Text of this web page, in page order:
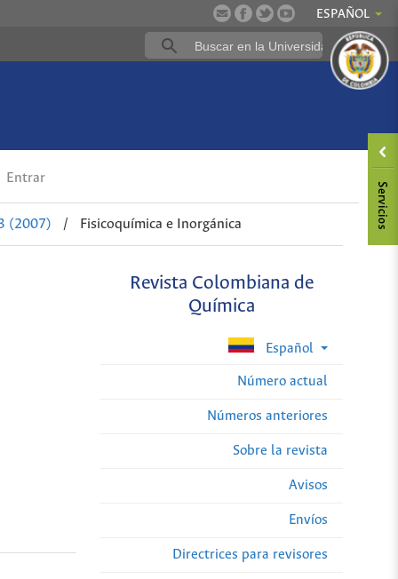
ESPAÑOL
Entrar
(2007) / Fisicoquímica e Inorgánica
Revista Colombiana de
Química
Español
Número actual
Números anteriores
Sobre la revista
Avisos
Envíos
Directrices para revisores